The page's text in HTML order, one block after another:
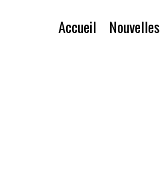
Accueil Nouvelles